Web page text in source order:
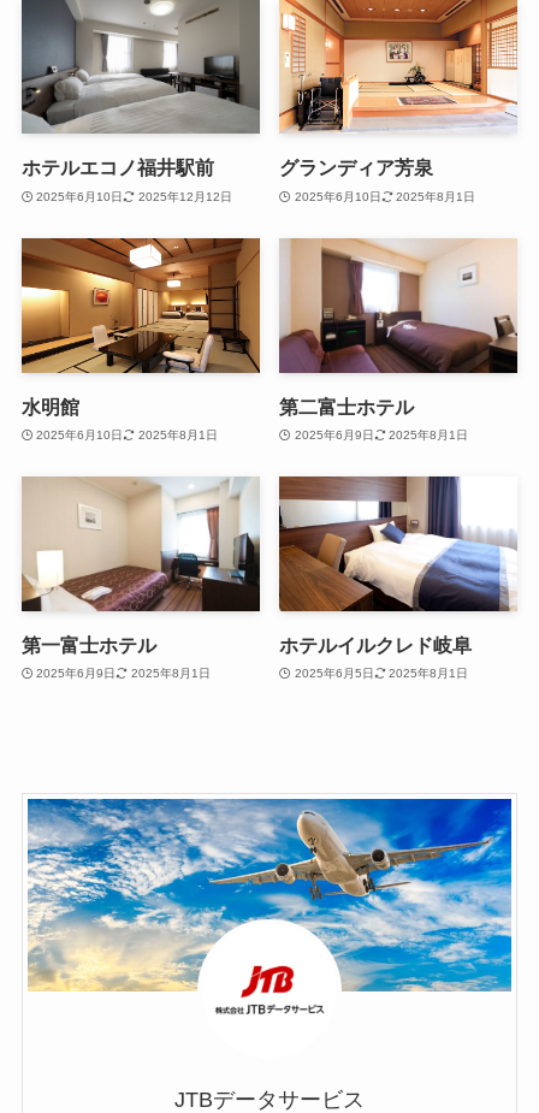
ホテルエコノ福井駅前
2025年6月10日 2025年12月12日
グランディア芳泉
2025年6月10日 2025年8月1日
水明館
2025年6月10日 2025年8月1日
第二富士ホテル
2025年6月9日 2025年8月1日
第一富士ホテル
2025年6月9日 2025年8月1日
ホテルイルクレド岐阜
2025年6月5日 2025年8月1日
JTBデータサービス